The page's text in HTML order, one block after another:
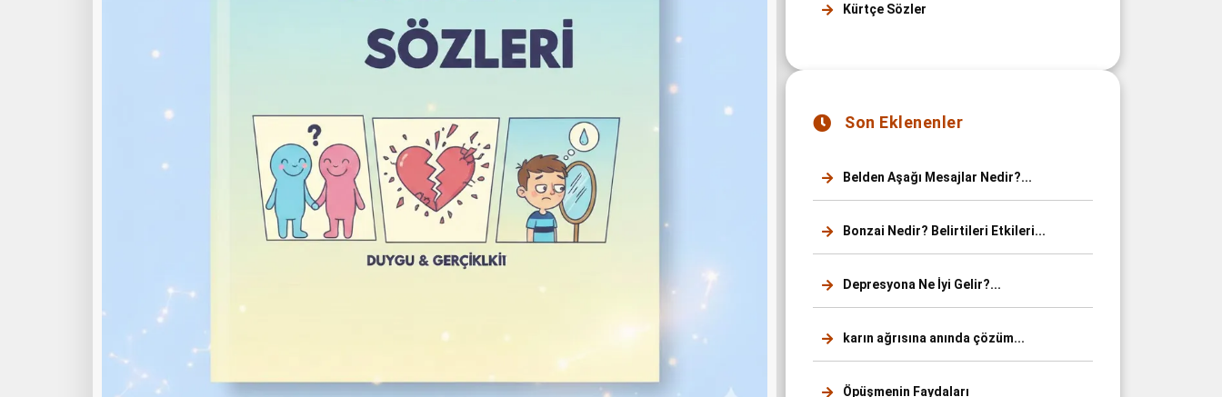
Kürtçe Sözler
Son Eklenenler
Belden Aşağı Mesajlar Nedir?...
Bonzai Nedir? Belirtileri Etkileri...
Depresyona Ne İyi Gelir?...
karın ağrısına anında çözüm...
Öpüşmenin Faydaları